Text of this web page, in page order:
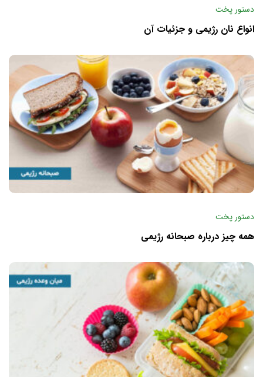
دستور پخت
انواع نان رژیمی و جزئیات آن
دستور پخت
همه چیز درباره صبحانه رژیمی